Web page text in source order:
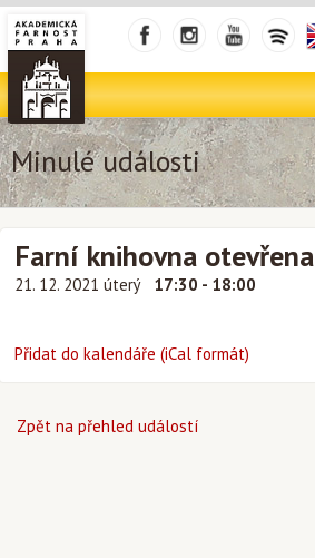
Minulé události
Farní knihovna otevřena
21. 12. 2021 úterý 17:30 - 18:00
Přidat do kalendáře (iCal formát)
Zpět na přehled událostí